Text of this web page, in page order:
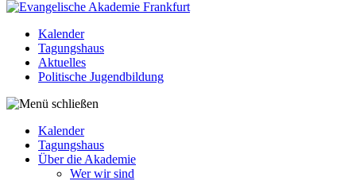
Kalender
Tagungshaus
Aktuelles
Politische Jugendbildung
Kalender
Tagungshaus
Über die Akademie
Wer wir sind